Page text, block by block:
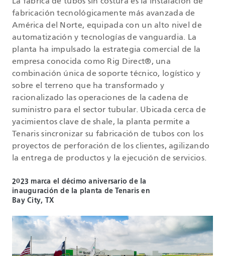
La fábrica de tubos sin costura es la instalación de
fabricación tecnológicamente más avanzada de
América del Norte, equipada con un alto nivel de
automatización y tecnologías de vanguardia. La
planta ha impulsado la estrategia comercial de la
empresa conocida como Rig Direct®, una
combinación única de soporte técnico, logístico y
sobre el terreno que ha transformado y
racionalizado las operaciones de la cadena de
suministro para el sector tubular. Ubicada cerca de
yacimientos clave de shale, la planta permite a
Tenaris sincronizar su fabricación de tubos con los
proyectos de perforación de los clientes, agilizando
la entrega de productos y la ejecución de servicios.
2023 marca el décimo aniversario de la
inauguración de la planta de Tenaris en
Bay City, TX